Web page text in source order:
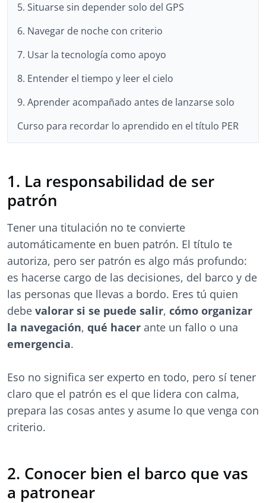
5. Situarse sin depender solo del GPS
6. Navegar de noche con criterio
7. Usar la tecnología como apoyo
8. Entender el tiempo y leer el cielo
9. Aprender acompañado antes de lanzarse solo
Curso para recordar lo aprendido en el título PER
1. La responsabilidad de ser
patrón
Tener una titulación no te convierte
automáticamente en buen patrón. El título te
autoriza, pero ser patrón es algo más profundo:
es hacerse cargo de las decisiones, del barco y de
las personas que llevas a bordo. Eres tú quien
debe valorar si se puede salir, cómo organizar
la navegación, qué hacer ante un fallo o una
emergencia.
Eso no significa ser experto en todo, pero sí tener
claro que el patrón es el que lidera con calma,
prepara las cosas antes y asume lo que venga con
criterio.
2. Conocer bien el barco que vas
a patronear